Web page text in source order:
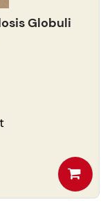
Globuli